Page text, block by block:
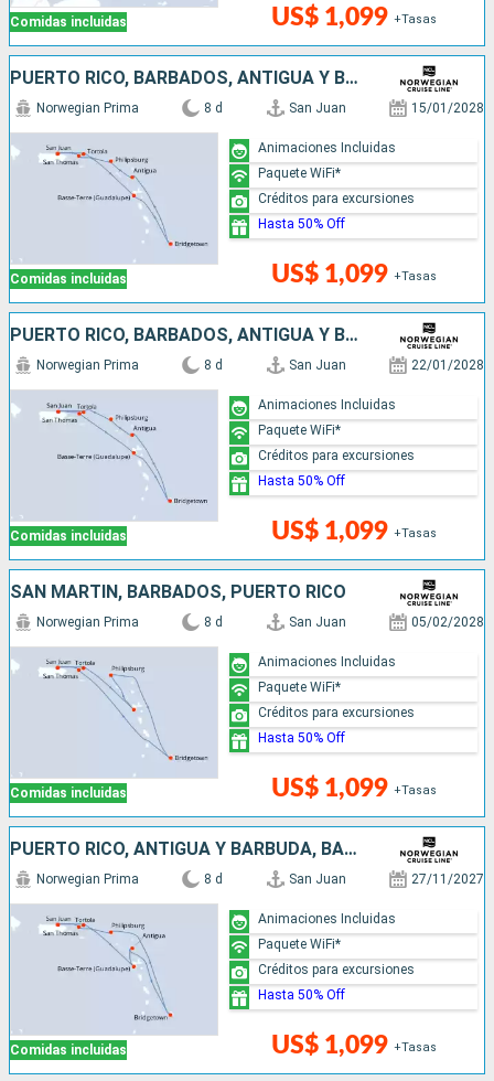
Comidas incluidas US$ 1,099 +Tasas
PUERTO RICO, BARBADOS, ANTIGUA Y BARBUDA, SAN MARTÍN
Comidas incluidas
Norwegian Prima 8 d San Juan 15/01/2028
US$ 1,099 +Tasas
Animaciones Incluidas
Paquete WiFi*
Créditos para excursiones
Hasta 50% Off
PUERTO RICO, BARBADOS, ANTIGUA Y BARBUDA, SAN MARTÍN
Comidas incluidas
Norwegian Prima 8 d San Juan 22/01/2028
US$ 1,099 +Tasas
Animaciones Incluidas
Paquete WiFi*
Créditos para excursiones
Hasta 50% Off
SAN MARTÍN, BARBADOS, PUERTO RICO
Comidas incluidas
Norwegian Prima 8 d San Juan 05/02/2028
US$ 1,099 +Tasas
Animaciones Incluidas
Paquete WiFi*
Créditos para excursiones
Hasta 50% Off
PUERTO RICO, ANTIGUA Y BARBUDA, BARBADOS, SAN MARTÍN
Comidas incluidas
Norwegian Prima 8 d San Juan 27/11/2027
US$ 1,099 +Tasas
Animaciones Incluidas
Paquete WiFi*
Créditos para excursiones
Hasta 50% Off